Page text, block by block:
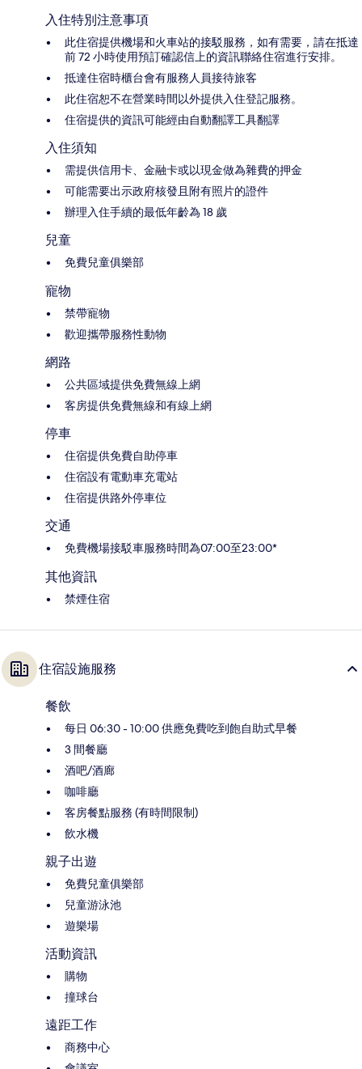
入住特別注意事項
此住宿提供機場和火車站的接駁服務，如有需要，請在抵達
前 72 小時使用預訂確認信上的資訊聯絡住宿進行安排。
抵達住宿時櫃台會有服務人員接待旅客
此住宿恕不在營業時間以外提供入住登記服務。
住宿提供的資訊可能經由自動翻譯工具翻譯
入住須知
需提供信用卡、金融卡或以現金做為雜費的押金
可能需要出示政府核發且附有照片的證件
辦理入住手續的最低年齡為 18 歲
兒童
免費兒童俱樂部
寵物
禁帶寵物
歡迎攜帶服務性動物
網路
公共區域提供免費無線上網
客房提供免費無線和有線上網
停車
住宿提供免費自助停車
住宿設有電動車充電站
住宿提供路外停車位
交通
免費機場接駁車服務時間為07:00至23:00*
其他資訊
禁煙住宿
住宿設施服務
餐飲
每日 06:30 - 10:00 供應免費吃到飽自助式早餐
3 間餐廳
酒吧/酒廊
咖啡廳
客房餐點服務 (有時間限制)
飲水機
親子出遊
免費兒童俱樂部
兒童游泳池
遊樂場
活動資訊
購物
撞球台
遠距工作
商務中心